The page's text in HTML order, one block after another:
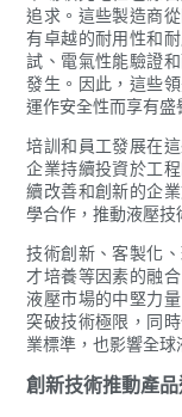
追求。這些製造商
有卓越的耐用性和
試、電氣性能驗證
發生。因此，這些
運作安全性而享有盛
培訓和員工發展在
企業持續投資於工
續改善和創新的企
學合作，推動液壓技
技術創新、客製化
才培養等因素的融
液壓市場的中堅力
突破技術極限，同
業標準，也影響全球
創新技術推動產